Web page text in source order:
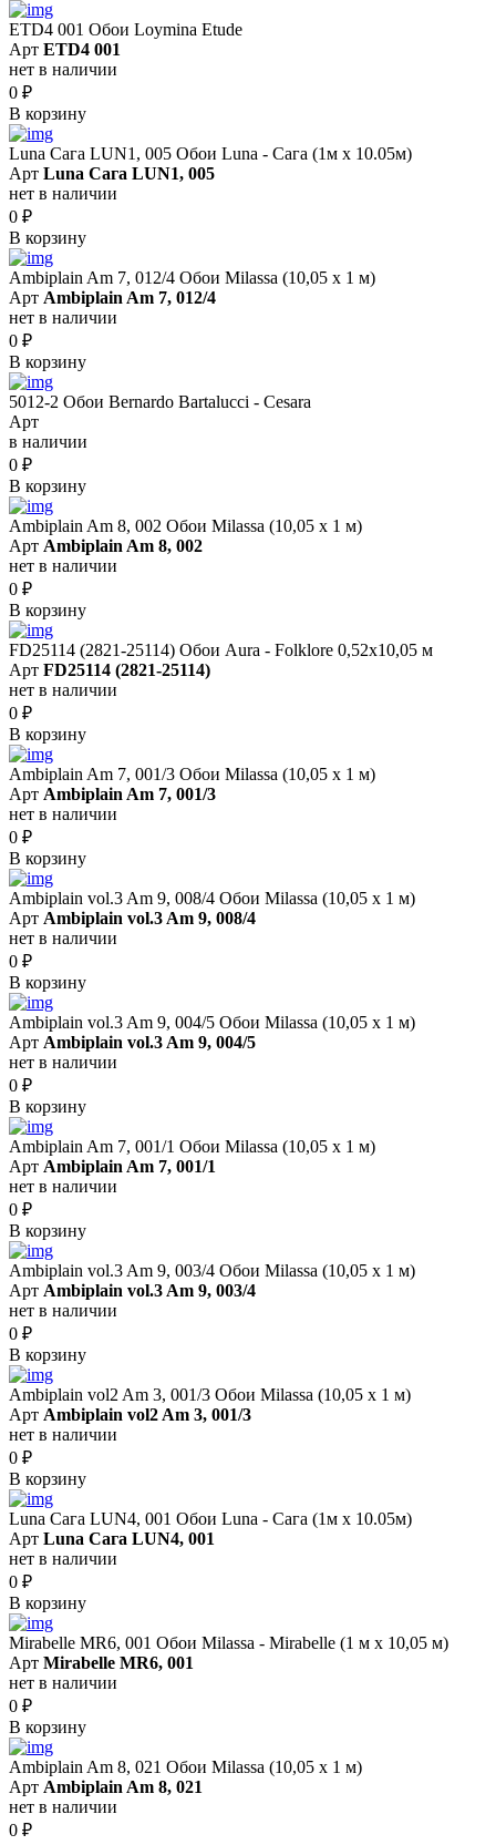
ETD4 001 Обои Loymina Etude
Арт ETD4 001
нет в наличии
0 ₽
В корзину
Luna Сага LUN1, 005 Обои Luna - Сага (1м х 10.05м)
Арт Luna Сага LUN1, 005
нет в наличии
0 ₽
В корзину
Ambiplain Am 7, 012/4 Обои Milassa (10,05 х 1 м)
Арт Ambiplain Am 7, 012/4
нет в наличии
0 ₽
В корзину
5012-2 Обои Bernardo Bartalucci - Cesara
Арт
в наличии
0 ₽
В корзину
Ambiplain Am 8, 002 Обои Milassa (10,05 х 1 м)
Арт Ambiplain Am 8, 002
нет в наличии
0 ₽
В корзину
FD25114 (2821-25114) Обои Aura - Folklore 0,52x10,05 м
Арт FD25114 (2821-25114)
нет в наличии
0 ₽
В корзину
Ambiplain Am 7, 001/3 Обои Milassa (10,05 х 1 м)
Арт Ambiplain Am 7, 001/3
нет в наличии
0 ₽
В корзину
Ambiplain vol.3 Am 9, 008/4 Обои Milassa (10,05 х 1 м)
Арт Ambiplain vol.3 Am 9, 008/4
нет в наличии
0 ₽
В корзину
Ambiplain vol.3 Am 9, 004/5 Обои Milassa (10,05 х 1 м)
Арт Ambiplain vol.3 Am 9, 004/5
нет в наличии
0 ₽
В корзину
Ambiplain Am 7, 001/1 Обои Milassa (10,05 х 1 м)
Арт Ambiplain Am 7, 001/1
нет в наличии
0 ₽
В корзину
Ambiplain vol.3 Am 9, 003/4 Обои Milassa (10,05 х 1 м)
Арт Ambiplain vol.3 Am 9, 003/4
нет в наличии
0 ₽
В корзину
Ambiplain vol2 Am 3, 001/3 Обои Milassa (10,05 х 1 м)
Арт Ambiplain vol2 Am 3, 001/3
нет в наличии
0 ₽
В корзину
Luna Сага LUN4, 001 Обои Luna - Сага (1м х 10.05м)
Арт Luna Сага LUN4, 001
нет в наличии
0 ₽
В корзину
Mirabelle MR6, 001 Обои Milassa - Mirabelle (1 м х 10,05 м)
Арт Mirabelle MR6, 001
нет в наличии
0 ₽
В корзину
Ambiplain Am 8, 021 Обои Milassa (10,05 х 1 м)
Арт Ambiplain Am 8, 021
нет в наличии
0 ₽